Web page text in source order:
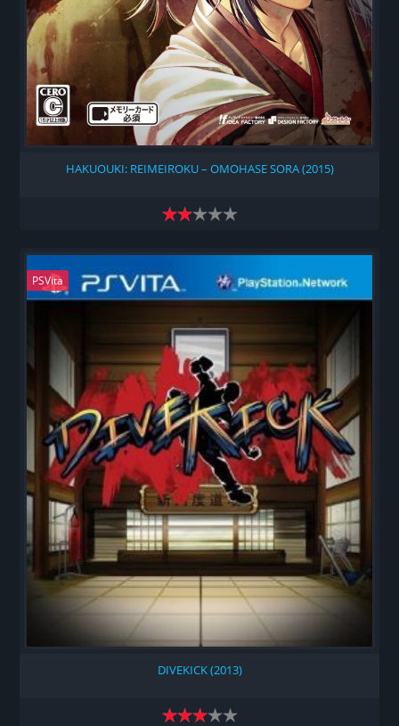
HAKUOUKI: REIMEIROKU – OMOHASE SORA (2015)
PSVita
DIVEKICK (2013)